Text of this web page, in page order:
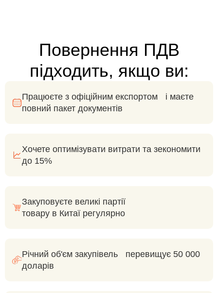
Повернення ПДВ
підходить, якщо ви:
Працюєте з офіційним експортом і маєте
повний пакет документів
Хочете оптимізувати витрати та зекономити
до 15%
Закуповуєте великі партії
товару в Китаї регулярно
Річний об'єм закупівель перевищує 50 000
доларів